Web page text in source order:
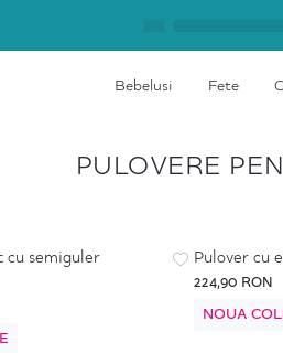
Bebelusi Fete
PULOVERE
semiguler Pulover cu
224,90 RON
NOUA